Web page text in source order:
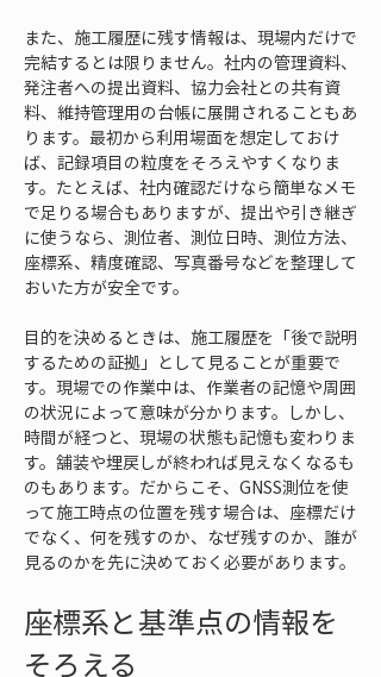
また、施工履歴に残す情報は、現場内だけで
完結するとは限りません。社内の管理資料、
発注者への提出資料、協力会社との共有資
料、維持管理用の台帳に展開されることもあ
ります。最初から利用場面を想定しておけ
ば、記録項目の粒度をそろえやすくなりま
す。たとえば、社内確認だけなら簡単なメモ
で足りる場合もありますが、提出や引き継ぎ
に使うなら、測位者、測位日時、測位方法、
座標系、精度確認、写真番号などを整理して
おいた方が安全です。
目的を決めるときは、施工履歴を「後で説明
するための証拠」として見ることが重要で
す。現場での作業中は、作業者の記憶や周囲
の状況によって意味が分かります。しかし、
時間が経つと、現場の状態も記憶も変わりま
す。舗装や埋戻しが終われば見えなくなるも
のもあります。だからこそ、GNSS測位を使
って施工時点の位置を残す場合は、座標だけ
でなく、何を残すのか、なぜ残すのか、誰が
見るのかを先に決めておく必要があります。
座標系と基準点の情報を
そろえる